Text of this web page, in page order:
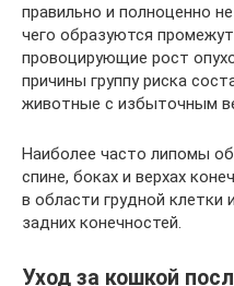
правильно и полноценно
чего образуются
провоцирующие рост
причины группу риска
животные с избыточным
Наиболее часто липомы
спине, боках и верхах
в области грудной клетки
задних конечностей.
Уход за кошкой